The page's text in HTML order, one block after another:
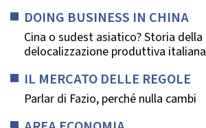
DOING BUSINESS IN CHINA
Cina o sudest asiatico? Storia della
delocalizzazione produttiva italiana
IL MERCATO DELLE REGOLE
Parlar di Fazio, perché nulla cambi